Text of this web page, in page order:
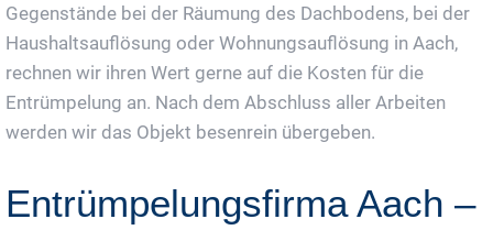
Gegenstände bei der Räumung des Dachbodens, bei der
Haushaltsauflösung oder Wohnungsauflösung in Aach,
rechnen wir ihren Wert gerne auf die Kosten für die
Entrümpelung an. Nach dem Abschluss aller Arbeiten
werden wir das Objekt besenrein übergeben.
Entrümpelungsfirma Aach –